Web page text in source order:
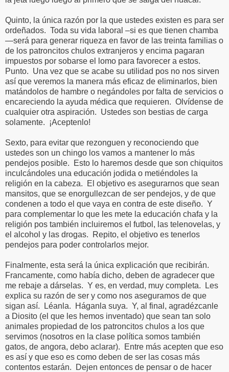
Quinto, la única razón por la que ustedes existen es para ser
ordeñados. Toda su vida laboral –si es que tienen chamba
—será para generar riqueza en favor de las treinta familias o
de los patroncitos chulos extranjeros y encima pagaran
impuestos por sobarse el lomo para favorecer a estos.
Punto. Una vez que se acabe su utilidad pos no nos sirven
así que veremos la manera más eficaz de eliminarlos, bien
matándolos de hambre o negándoles por falta de servicios o
encareciendo la ayuda médica que requieren. Olvídense de
cualquier otra aspiración. Ustedes son bestias de carga
solamente.
¡Aceptenlo!
Sexto, para evitar que rezonguen y reconociendo que
ustedes son un chingo los vamos a mantener lo más
pendejos posible.
Esto lo haremos desde que son chiquitos
inculcándoles una educación jodida o metiéndoles la
religión en la cabeza.
El objetivo es asegurarnos que sean
mansitos, que se enorgullezcan de ser pendejos, y de que
condenen a todo el que vaya en contra de este diseño. Y
para complementar lo que les mete la educación chafa y la
religión pos también incluiremos el futbol, las telenovelas, y
el alcohol y las drogas.
Repito, el objetivo es tenerlos
pendejos para poder controlarlos mejor.
Finalmente, esta será la única explicación que recibirán.
Francamente, como había dicho, deben de agradecer que
me rebaje a dárselas. Y es, en verdad, muy completa.
Les
explica su razón de ser y como nos aseguramos de que
sigan así.
Léanla. Háganla suya. Y, al final, agradézcanle
a Diosito (el que les hemos inventado) que sean tan solo
animales propiedad de los patroncitos chulos a los que
servimos (nosotros en la clase política somos también
gatos, de angora, debo aclarar).
Entre más acepten que eso
es así y que eso es como deben de ser las cosas más
contentos estarán.
Dejen entonces de pensar o de hacer